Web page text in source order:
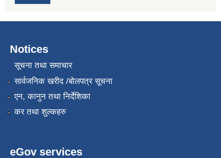
Notices
सूचना तथा समाचार
सार्वजनिक खरीद /बोलपत्र सूचना
एन, कानुन तथा निर्देशिका
कर तथा शुल्कहरु
eGov services